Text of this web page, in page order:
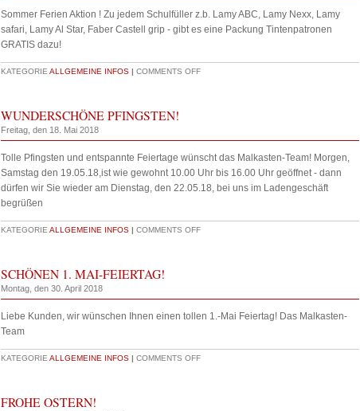
Sommer Ferien Aktion ! Zu jedem Schulfüller z.b. Lamy ABC, Lamy Nexx, Lamy
safari, Lamy Al Star, Faber Castell grip - gibt es eine Packung Tintenpatronen
GRATIS dazu!
KATEGORIE ALLGEMEINE INFOS | COMMENTS OFF
WUNDERSCHÖNE PFINGSTEN!
Freitag, den 18. Mai 2018
Tolle Pfingsten und entspannte Feiertage wünscht das Malkasten-Team! Morgen,
Samstag den 19.05.18,ist wie gewohnt 10.00 Uhr bis 16.00 Uhr geöffnet - dann
dürfen wir Sie wieder am Dienstag, den 22.05.18, bei uns im Ladengeschäft
begrüßen
KATEGORIE ALLGEMEINE INFOS | COMMENTS OFF
SCHÖNEN 1. MAI-FEIERTAG!
Montag, den 30. April 2018
Liebe Kunden, wir wünschen Ihnen einen tollen 1.-Mai Feiertag! Das Malkasten-
Team
KATEGORIE ALLGEMEINE INFOS | COMMENTS OFF
FROHE OSTERN!